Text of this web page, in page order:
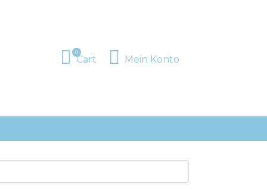
Cart
0
Mein Konto